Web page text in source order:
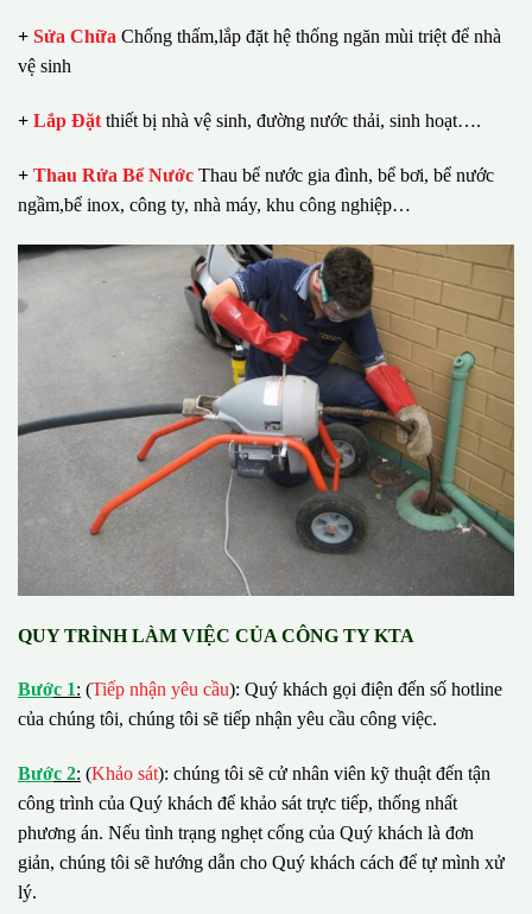
+ Sửa Chữa Chống thấm,lắp đặt hệ thống ngăn mùi triệt để nhà
vệ sinh
+ Lắp Đặt thiết bị nhà vệ sinh, đường nước thải, sinh hoạt….
+ Thau Rửa Bể Nước Thau bể nước gia đình, bể bơi, bể nước
ngầm,bể inox, công ty, nhà máy, khu công nghiệp…
QUY TRÌNH LÀM VIỆC CỦA CÔNG TY KTA
Bước 1: (Tiếp nhận yêu cầu): Quý khách gọi điện đến số hotline
của chúng tôi, chúng tôi sẽ tiếp nhận yêu cầu công việc.
Bước 2: (Khảo sát): chúng tôi sẽ cử nhân viên kỹ thuật đến tận
công trình của Quý khách để khảo sát trực tiếp, thống nhất
phương án. Nếu tình trạng nghẹt cống của Quý khách là đơn
giản, chúng tôi sẽ hướng dẫn cho Quý khách cách để tự mình xử
lý.